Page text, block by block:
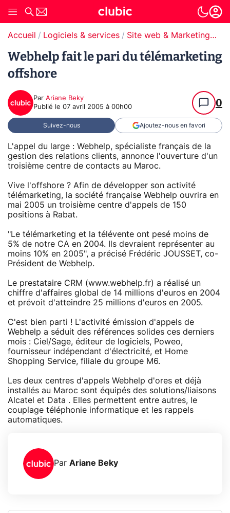
Accueil Logiciels & services Site web & Marketing Digital
Webhelp fait le pari du télémarketing
offshore
Par Ariane Beky
Publié le 07 avril 2005 à 00h00 0
Suivez-nous Ajoutez-nous en favori
L'appel du large : Webhelp, spécialiste français de la
gestion des relations clients, annonce l'ouverture d'un
troisième centre de contacts au Maroc.
Vive l'offshore ? Afin de développer son activité
télémarketing, la société française Webhelp ouvrira en
mai 2005 un troisième centre d'appels de 150
positions à Rabat.
"Le télémarketing et la télévente ont pesé moins de
5% de notre CA en 2004. Ils devraient représenter au
moins 10% en 2005", a précisé Frédéric JOUSSET, co-
Président de Webhelp.
Le prestataire CRM (www.webhelp.fr) a réalisé un
chiffre d'affaires global de 14 millions d'euros en 2004
et prévoit d'atteindre 25 millions d'euros en 2005.
C'est bien parti ! L'activité émission d'appels de
Webhelp a séduit des références solides ces derniers
mois : Ciel/Sage, éditeur de logiciels, Poweo,
fournisseur indépendant d'électricité, et Home
Shopping Service, filiale du groupe M6.
Les deux centres d'appels Webhelp d'ores et déjà
installés au Maroc sont équipés des solutions/liaisons
Alcatel et Data . Elles permettent entre autres, le
couplage téléphonie informatique et les rappels
automatiques.
Par Ariane Beky